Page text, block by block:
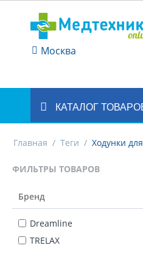
Москва
КАТАЛОГ
Главная / Теги / Ходунки
ФИЛЬТРЫ ТОВАРОВ
Бренд
Dreamline
TRELAX